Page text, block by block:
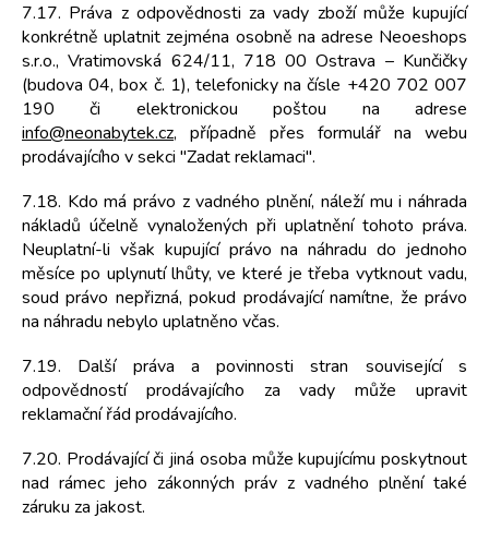
7.17. Práva z odpovědnosti za vady zboží může kupující
konkrétně uplatnit zejména osobně na adrese Neoeshops
s.r.o., Vratimovská 624/11, 718 00 Ostrava – Kunčičky
(budova 04, box č. 1), telefonicky na čísle +420 702 007
190 či elektronickou poštou na adrese
info@neonabytek.cz, případně přes formulář na webu
prodávajícího v sekci "Zadat reklamaci".
7.18. Kdo má právo z vadného plnění, náleží mu i náhrada
nákladů účelně vynaložených při uplatnění tohoto práva.
Neuplatní-li však kupující právo na náhradu do jednoho
měsíce po uplynutí lhůty, ve které je třeba vytknout vadu,
soud právo nepřizná, pokud prodávající namítne, že právo
na náhradu nebylo uplatněno včas.
7.19. Další práva a povinnosti stran související s
odpovědností prodávajícího za vady může upravit
reklamační řád prodávajícího.
7.20. Prodávající či jiná osoba může kupujícímu poskytnout
nad rámec jeho zákonných práv z vadného plnění také
záruku za jakost.